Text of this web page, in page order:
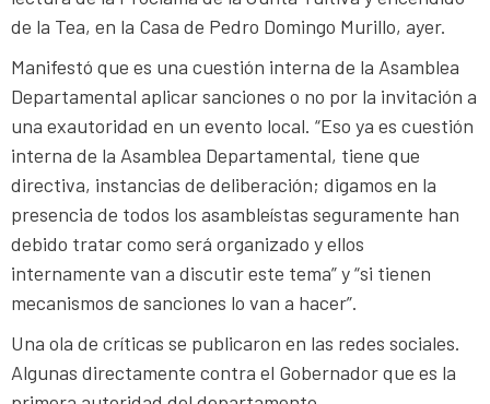
de la Tea, en la Casa de Pedro Domingo Murillo, ayer.
Manifestó que es una cuestión interna de la Asamblea
Departamental aplicar sanciones o no por la invitación a
una exautoridad en un evento local. “Eso ya es cuestión
interna de la Asamblea Departamental, tiene que
directiva, instancias de deliberación; digamos en la
presencia de todos los asambleístas seguramente han
debido tratar como será organizado y ellos
internamente van a discutir este tema” y “si tienen
mecanismos de sanciones lo van a hacer”.
Una ola de críticas se publicaron en las redes sociales.
Algunas directamente contra el Gobernador que es la